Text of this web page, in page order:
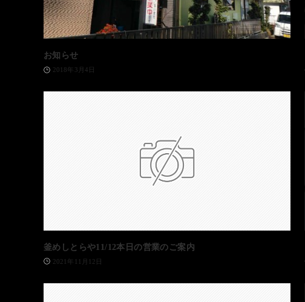
お知らせ
2018年3月4日
釜めしとらや11/12本日の営業のご案内
2021年11月12日